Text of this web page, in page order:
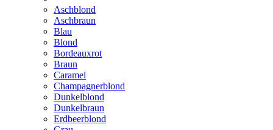
Aschblond
Aschbraun
Blau
Blond
Bordeauxrot
Braun
Caramel
Champagnerblond
Dunkelblond
Dunkelbraun
Erdbeerblond